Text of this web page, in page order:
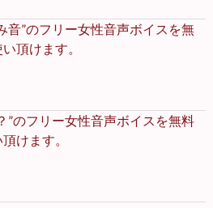
音”のフリー女性音声ボイスを無
頂けます。
”のフリー女性音声ボイスを無料
けます。